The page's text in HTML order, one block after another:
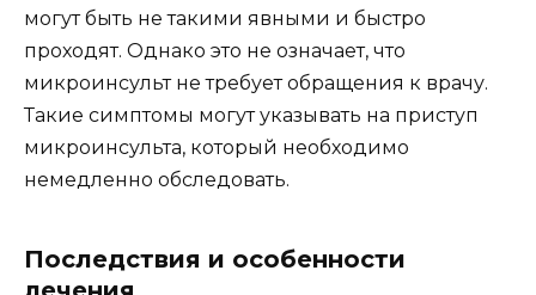
могут быть не такими явными и быстро
проходят. Однако это не означает, что
микроинсульт не требует обращения к врачу.
Такие симптомы могут указывать на приступ
микроинсульта, который необходимо
немедленно обследовать.
Последствия и особенности